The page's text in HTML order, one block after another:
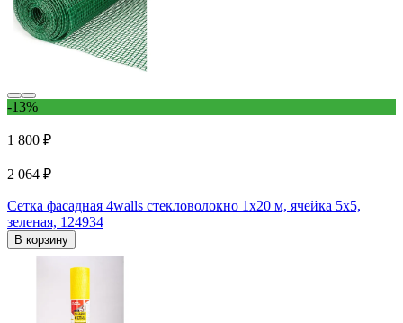
-13%
1 800 ₽
2 064 ₽
Сетка фасадная 4walls стекловолокно 1x20 м, ячейка 5x5,
зеленая, 124934
В корзину